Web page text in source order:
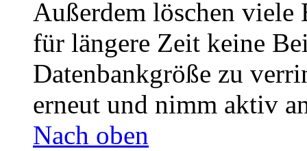
Außerdem löschen viele
für längere Zeit keine
Datenbankgröße zu
erneut und nimm aktiv
Nach oben